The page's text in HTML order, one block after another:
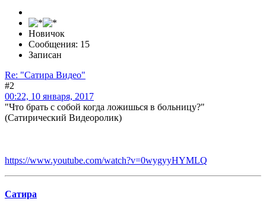
Новичок
Сообщения: 15
Записан
Re: "Сатира Видео"
#2
00:22, 10 января, 2017
"Что брать с собой когда ложишься в больницу?"
(Сатирический Видеоролик)
https://www.youtube.com/watch?v=0wygyyHYMLQ
Сатира